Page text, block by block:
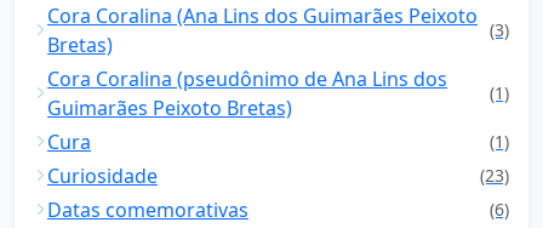
Cora Coralina (Ana Lins dos Guimarães Peixoto
Bretas)
(3)
Cora Coralina (pseudônimo de Ana Lins dos
Guimarães Peixoto Bretas)
(1)
Cura (1)
Curiosidade (23)
Datas comemorativas (6)